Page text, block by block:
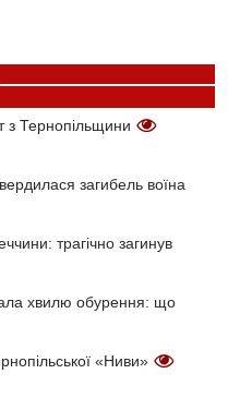
з Тернопільщини
загибель воїна
трагічно загинув
хвилю обурення: що
«Ниви»